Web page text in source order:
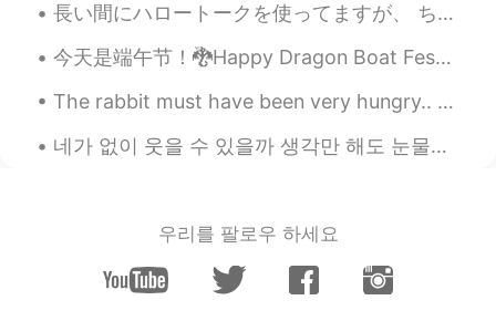
長い間にハロートークを使ってますが、 ちゃんと出来た友達がまだ居ません笑 いつになって見つかるでしょうか笑 2017から使ってるので時間が経つほど友達が変わって行く。。。印象に残った人もあんまり...
今天是端午节！🐉Happy Dragon Boat Festival Day to all my Chinese friends, I really want to see it, but I ...
The rabbit must have been very hungry.. 😅😅 My friend from Switzerland sent me a video of this rab...
네가 없이 웃을 수 있을까 생각만 해도 눈물이나 힘든 시간 날 지켜준 사람 이제는 내가 그댈 지킬 테니 너의 품은 항상 따뜻했어 고단했던 나의 하루에 유일한 휴식처 우 워 ...
우리를 팔로우 하세요